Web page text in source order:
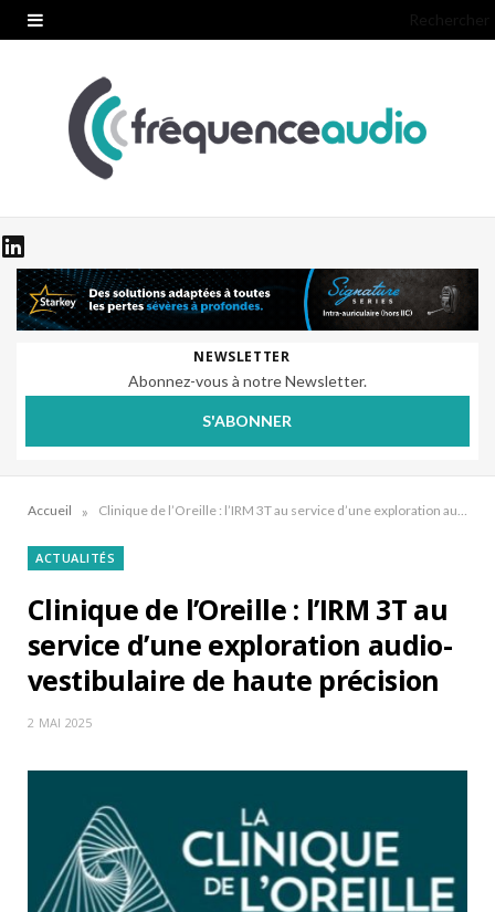
NEWSLETTER
Abonnez-vous à notre Newsletter.
S'ABONNER
Accueil » Clinique de l’Oreille : l’IRM 3T au service d’une exploration audio-vestibulaire de haute précision
ACTUALITÉS
Clinique de l’Oreille : l’IRM 3T au
service d’une exploration audio-
vestibulaire de haute précision
2 MAI 2025